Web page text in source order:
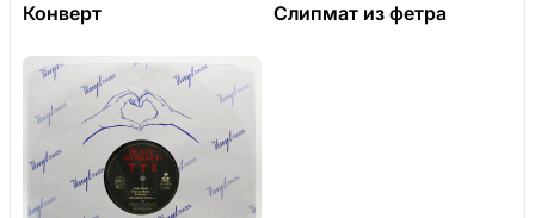
Конверт Слипмат из фетра